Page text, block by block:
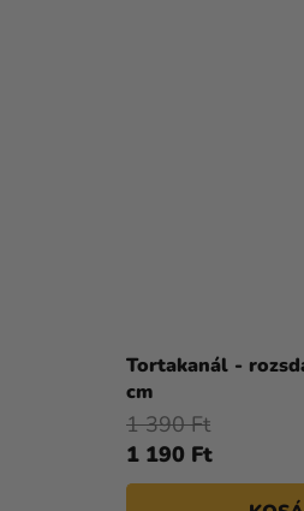
Tortakanál -
cm
1 190 Ft
1 390 Ft